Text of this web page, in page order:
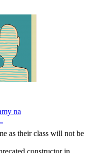
na
as their class will not be
constructor in